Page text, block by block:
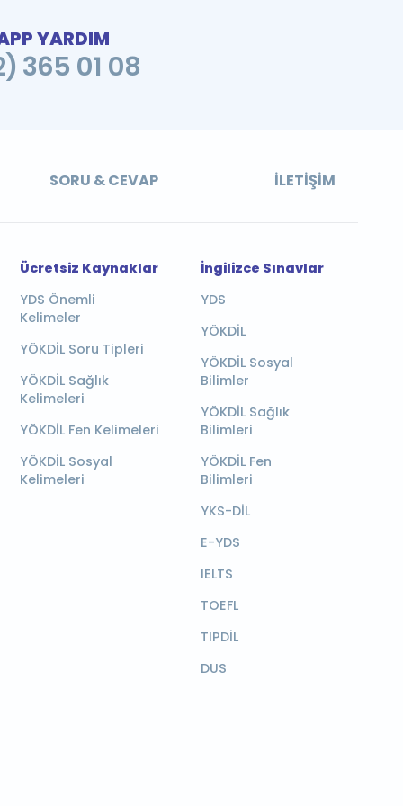
YARDIM
365 01 08
SORU & CEVAP İLETIŞIM
Ücretsiz Kaynaklar
YDS Önemli
Kelimeler
YÖKDİL Soru Tipleri
YÖKDİL Sağlık
Kelimeleri
YÖKDİL Fen Kelimeleri
YÖKDİL Sosyal
Kelimeleri
İngilizce Sınavlar
YDS
YÖKDİL
YÖKDİL Sosyal
Bilimler
YÖKDİL Sağlık
Bilimleri
YÖKDİL Fen
Bilimleri
YKS-DİL
E-YDS
IELTS
TOEFL
TIPDİL
DUS